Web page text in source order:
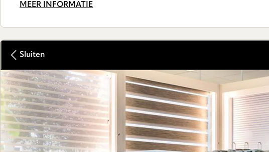
MEER INFORMATIE
Sluiten